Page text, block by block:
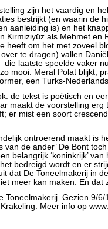
zijn het vaardig en
bestrijkt (en waarin de
aanleiding is) en het
Kirmiziyüz als Mehmet en
heeft om het met zoveel
te dragen) vallen
die laatste speelde vaker
mooi. Meral Polat blijkt,
een Turks-
de tekst is poëtisch en
maakt de voorstelling erg
er mist een soort
ontroerend maakt is
van de ander’ De Bont
belangrijk ‘koninkrijk’
bedreigd wordt en er
dat De Toneelmakerij in
meer kan maken. En dat
Toneelmakerij. Gezien 9/6/
Meer info op